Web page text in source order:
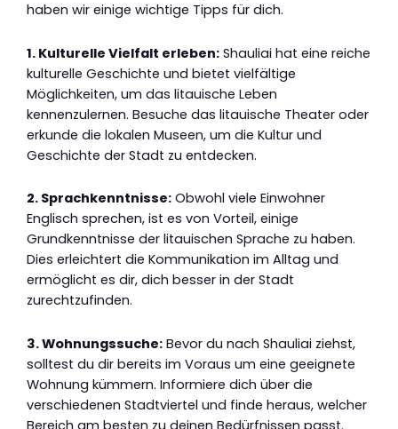
haben wir einige wichtige Tipps für dich.
1. Kulturelle Vielfalt erleben: Shauliai hat eine reiche
kulturelle Geschichte und bietet vielfältige
Möglichkeiten, um das litauische Leben
kennenzulernen. Besuche das litauische Theater oder
erkunde die lokalen Museen, um die Kultur und
Geschichte der Stadt zu entdecken.
2. Sprachkenntnisse: Obwohl viele Einwohner
Englisch sprechen, ist es von Vorteil, einige
Grundkenntnisse der litauischen Sprache zu haben.
Dies erleichtert die Kommunikation im Alltag und
ermöglicht es dir, dich besser in der Stadt
zurechtzufinden.
3. Wohnungssuche: Bevor du nach Shauliai ziehst,
solltest du dir bereits im Voraus um eine geeignete
Wohnung kümmern. Informiere dich über die
verschiedenen Stadtviertel und finde heraus, welcher
Bereich am besten zu deinen Bedürfnissen passt.